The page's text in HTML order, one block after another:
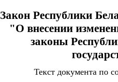
Закон Республики
"О внесении
законы
Текст документа по